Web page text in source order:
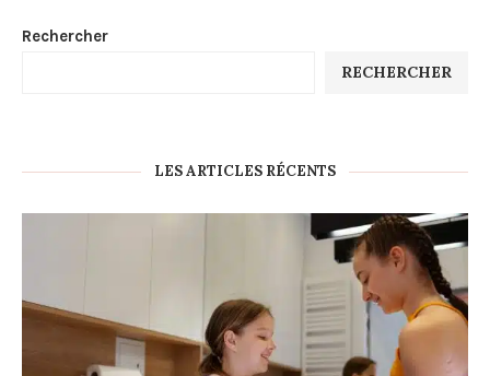
Rechercher
RECHERCHER
LES ARTICLES RÉCENTS